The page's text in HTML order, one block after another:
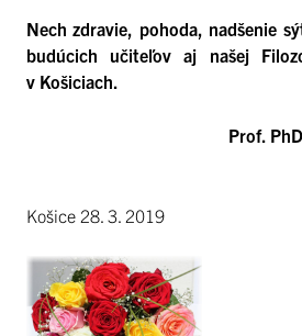
Nech zdravie, pohoda, nadšenie
budúcich učiteľov aj našej
v Košiciach.
Prof.
Košice 28. 3. 2019